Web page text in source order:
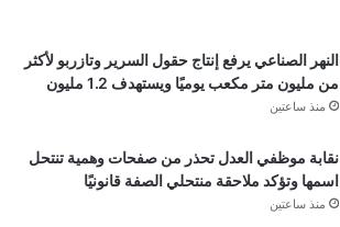
النهر الصناعي يرفع إنتاج حقول السرير وتازربو لأكثر
من مليون متر مكعب يوميًا ويستهدف 1.2 مليون
منذ ساعتين
نقابة موظفي العدل تحذر من صفحات وهمية تنتحل
اسمها وتؤكد ملاحقة منتحلي الصفة قانونيًا
منذ ساعتين